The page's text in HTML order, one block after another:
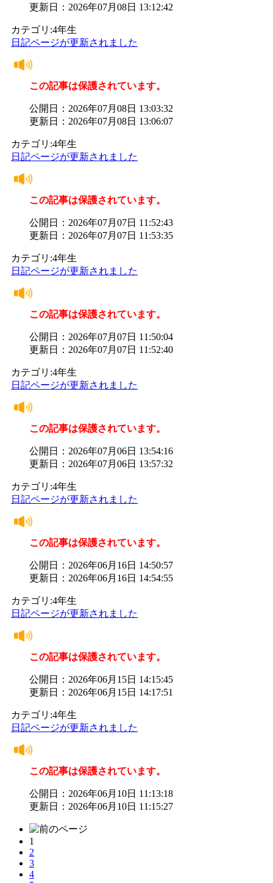
更新日：2026年07月08日 13:12:42
カテゴリ:4年生
日記ページが更新されました
この記事は保護されています。
公開日：2026年07月08日 13:03:32
更新日：2026年07月08日 13:06:07
カテゴリ:4年生
日記ページが更新されました
この記事は保護されています。
公開日：2026年07月07日 11:52:43
更新日：2026年07月07日 11:53:35
カテゴリ:4年生
日記ページが更新されました
この記事は保護されています。
公開日：2026年07月07日 11:50:04
更新日：2026年07月07日 11:52:40
カテゴリ:4年生
日記ページが更新されました
この記事は保護されています。
公開日：2026年07月06日 13:54:16
更新日：2026年07月06日 13:57:32
カテゴリ:4年生
日記ページが更新されました
この記事は保護されています。
公開日：2026年06月16日 14:50:57
更新日：2026年06月16日 14:54:55
カテゴリ:4年生
日記ページが更新されました
この記事は保護されています。
公開日：2026年06月15日 14:15:45
更新日：2026年06月15日 14:17:51
カテゴリ:4年生
日記ページが更新されました
この記事は保護されています。
公開日：2026年06月10日 11:13:18
更新日：2026年06月10日 11:15:27
1
2
3
4